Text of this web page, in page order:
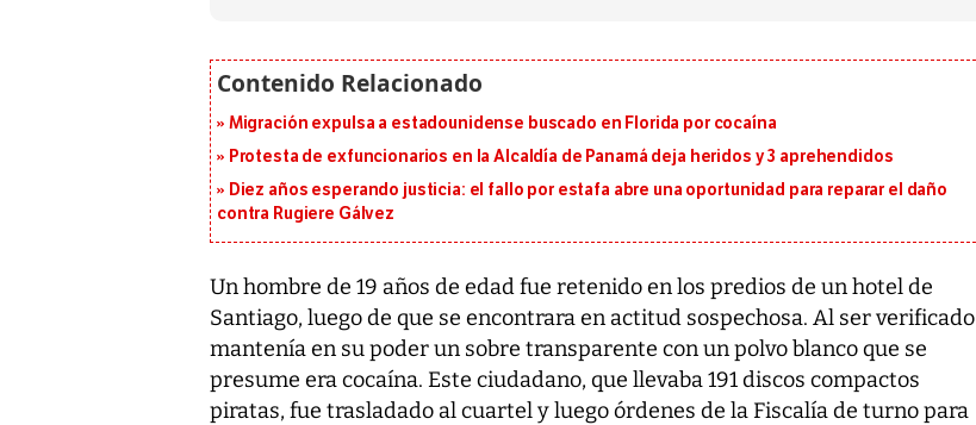
Migración expulsa a estadounidense buscado en Florida por cocaína
Protesta de exfuncionarios en la Alcaldía de Panamá deja heridos y 3 aprehendidos
Diez años esperando justicia: el fallo por estafa abre una oportunidad para reparar el daño
contra Rugiere Gálvez
Un hombre de 19 años de edad fue retenido en los predios de un hotel de
Santiago, luego de que se encontrara en actitud sospechosa. Al ser verificado
mantenía en su poder un sobre transparente con un polvo blanco que se
presume era cocaína. Este ciudadano, que llevaba 191 discos compactos
piratas, fue trasladado al cuartel y luego órdenes de la Fiscalía de turno para
al sur de Japón, provocando una